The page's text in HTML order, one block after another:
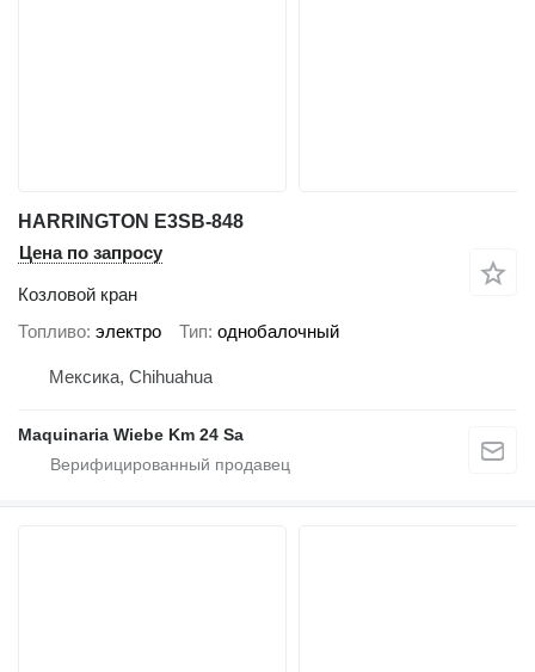
HARRINGTON E3SB-848
Цена по запросу
Козловой кран
Топливо электро Тип однобалочный
Мексика, Chihuahua
Maquinaria Wiebe Km 24 Sa